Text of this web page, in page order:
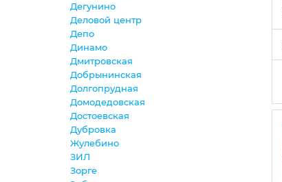
Дегунино
Деловой центр
Депо
Динамо
Дмитровская
Добрынинская
Долгопрудная
Домодедовская
Достоевская
Дубровка
Жулебино
ЗИЛ
Зорге